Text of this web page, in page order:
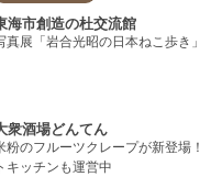
海市創造の杜交流館
真展「岩合光昭の日本ねこ歩き
衆酒場どんてん
粉のフルーツクレープが新登場
キッチンも運営中